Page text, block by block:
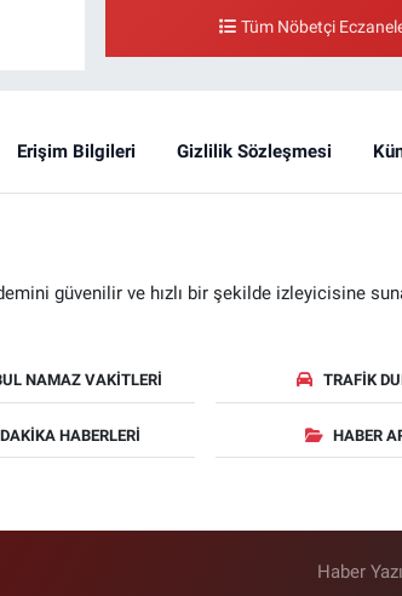
Tüm Nöbetçi
Erişim Bilgileri Gizlilik Sözleşmesi
güvenilir ve hızlı bir şekilde izleyicisine
NAMAZ VAKITLERI TRAFIK
HABERLERI HABER
Haber